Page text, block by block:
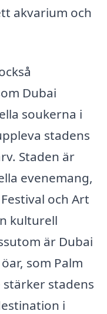
akvarium och
Dubai
soukerna i
stadens
Staden är
evenemang,
och Art
kulturell
är Dubai
som Palm
stadens
i